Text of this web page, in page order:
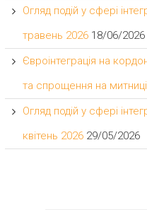
Огляд подій у сфері
травень 2026 18/06/2026
Євроінтеграція на
та спрощення на митниці
Огляд подій у сфері
квітень 2026 29/05/2026